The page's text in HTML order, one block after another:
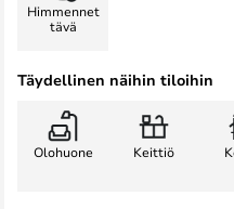
Himmennet
tävä
Täydellinen näihin tiloihin
Olohuone Keittiö